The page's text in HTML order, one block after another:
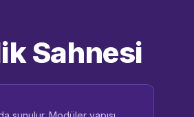
Sahnesi